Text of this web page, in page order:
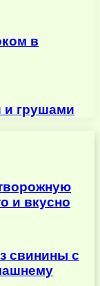
в
и грушами
и вкусно
свинины с